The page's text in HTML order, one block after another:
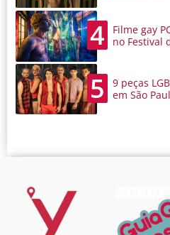
4
Filme gay
no Festival
5
9 peças
em São